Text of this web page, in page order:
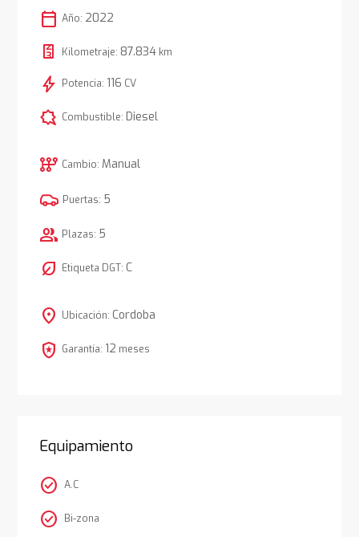
calendar_today Año: 2022
Kilometraje: 87.834km
bolt Potencia: 116 CV
comic_bubble Combustible: Diesel
auto_transmission Cambio: Manual
Puertas: 5
group Plazas: 5
nest_eco_leaf Etiqueta DGT: C
location_on Ubicación: Cordoba
local_police Garantía: 12 meses
Equipamiento
check_circle A.C
check_circle Bi-zona